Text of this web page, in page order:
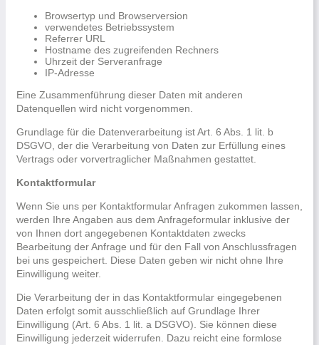
Browsertyp und Browserversion
verwendetes Betriebssystem
Referrer URL
Hostname des zugreifenden Rechners
Uhrzeit der Serveranfrage
IP-Adresse
Eine Zusammenführung dieser Daten mit anderen
Datenquellen wird nicht vorgenommen.
Grundlage für die Datenverarbeitung ist Art. 6 Abs. 1 lit. b
DSGVO, der die Verarbeitung von Daten zur Erfüllung eines
Vertrags oder vorvertraglicher Maßnahmen gestattet.
Kontaktformular
Wenn Sie uns per Kontaktformular Anfragen zukommen lassen,
werden Ihre Angaben aus dem Anfrageformular inklusive der
von Ihnen dort angegebenen Kontaktdaten zwecks
Bearbeitung der Anfrage und für den Fall von Anschlussfragen
bei uns gespeichert. Diese Daten geben wir nicht ohne Ihre
Einwilligung weiter.
Die Verarbeitung der in das Kontaktformular eingegebenen
Daten erfolgt somit ausschließlich auf Grundlage Ihrer
Einwilligung (Art. 6 Abs. 1 lit. a DSGVO). Sie können diese
Einwilligung jederzeit widerrufen. Dazu reicht eine formlose